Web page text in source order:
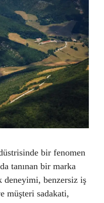
bir fenomen
tanınan bir marka
deneyimi, benzersiz iş
müşteri sadakati,